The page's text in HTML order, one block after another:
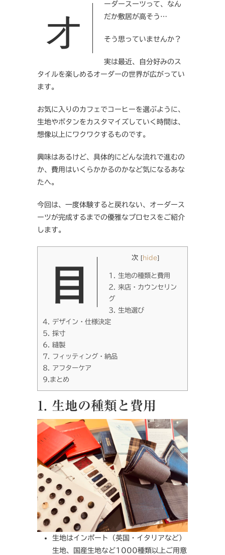
オーダースーツって、なん だか敷居が高そう…
そう思っていませんか？
実は最近、自分好みのス
タイルを楽しめるオーダーの世界が広がってい
ます。
お気に入りのカフェでコーヒーを選ぶように、
生地やボタンをカスタマイズしていく時間は、
想像以上にワクワクするものです。
興味はあるけど、具体的にどんな流れで進むの
か、費用はいくらかかるのかなど気になるあな
たへ。
今回は、一度体験すると戻れない、オーダース
ーツが完成するまでの優雅なプロセスをご紹介
します。
目次 [hide]
1. 生地の種類と費用
2. 来店・カウンセリン
グ
3. 生地選び
4. デザイン・仕様決定
5. 採寸
6. 縫製
7. フィッティング・納品
8. アフターケア
9.まとめ
1. 生地の種類と費用
生地はインポート（英国・イタリアなど）
生地、国産生地など1000種類以上ご用意